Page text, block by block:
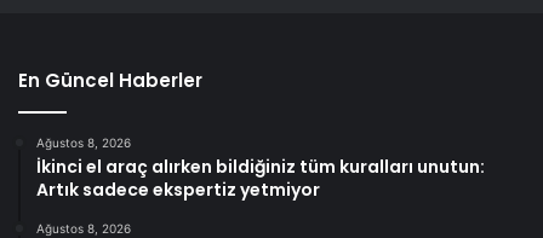
En Güncel Haberler
Ağustos 8, 2026
İkinci el araç alırken bildiğiniz tüm kuralları unutun:
Artık sadece ekspertiz yetmiyor
Ağustos 8, 2026